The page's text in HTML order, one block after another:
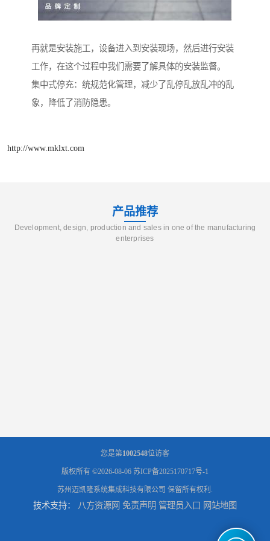
再就是安装施工，设备进入到安装现场，然后进行安装
工作，在这个过程中我们需要了解具体的安装监督。
集中式停充：统规范化管理，减少了乱停乱放乱冲的乱
象，降低了消防隐患。
http://www.mklxt.com
产品推荐
Development, design, production and sales in one of the manufacturing
enterprises
您是第1002548位访客
版权所有 ©2026-08-06 苏ICP备2025170717号-1
苏州迈凯隆系统集成科技有限公司 保留所有权利.
技术支持： 八方资源网 免责声明 管理员入口 网站地图